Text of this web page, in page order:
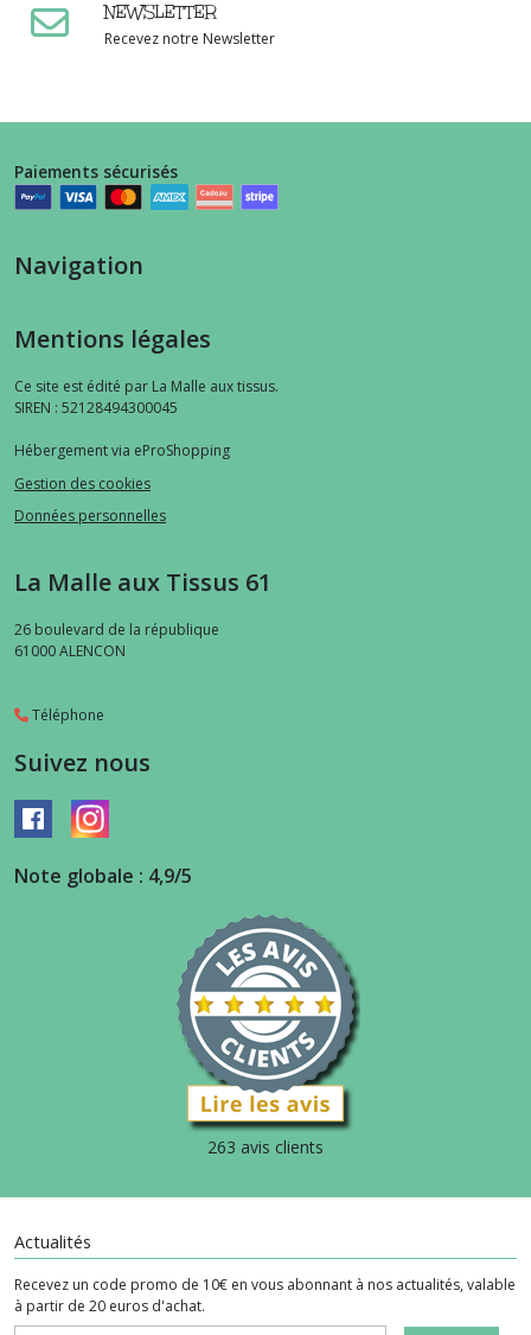
NEWSLETTER
Recevez notre Newsletter
Paiements sécurisés
Navigation
Mentions légales
Ce site est édité par La Malle aux tissus.
SIREN : 52128494300045
Hébergement via eProShopping
Gestion des cookies
Données personnelles
La Malle aux Tissus 61
26 boulevard de la république
61000ALENCON
Téléphone
Suivez nous
Note globale : 4,9/5
263 avis clients
Actualités
Recevez un code promo de 10€ en vous abonnant à nos actualités, valable
à partir de 20 euros d'achat.